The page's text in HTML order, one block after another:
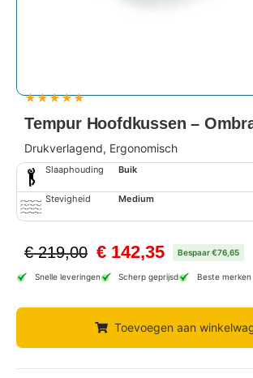
★★★★★
Tempur Hoofdkussen –
Drukverlagend, Ergonomisch
Slaaphouding Buik
Stevigheid Medium
€219,00 € 142,35 Bespaar €76,65
Snelle leveringen Scherp geprijsd Beste merken
Toevoegen aan